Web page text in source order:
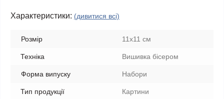
Характеристики: (дивитися всі)
Розмір 11х11 см
Техніка Вишивка бісером
Форма випуску Набори
Тип продукції Картини